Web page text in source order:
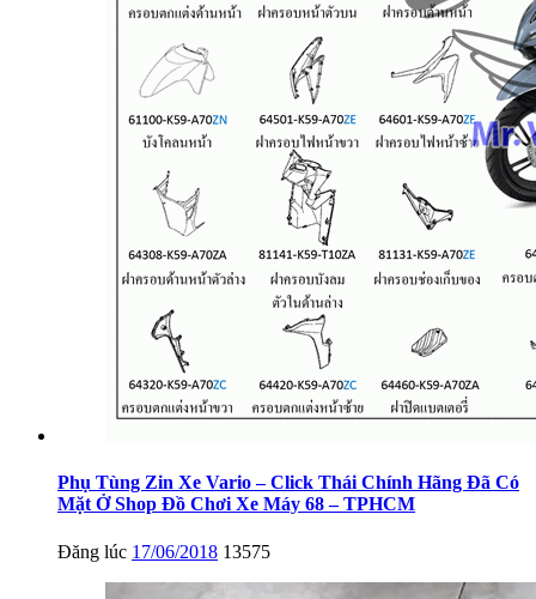
Phụ Tùng Zin Xe Vario – Click Thái Chính Hãng Đã Có
Mặt Ở Shop Đồ Chơi Xe Máy 68 – TPHCM
Đăng lúc 17/06/2018 13575